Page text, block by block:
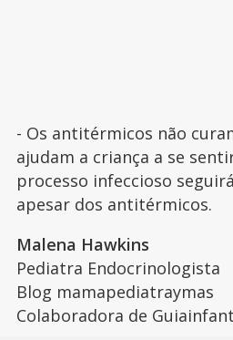
- Os antitérmicos não
ajudam a criança a se
processo infeccioso
apesar dos antitérmicos.
Malena Hawkins
Pediatra Endocrinologista
Blog mamapediatraymas
Colaboradora de